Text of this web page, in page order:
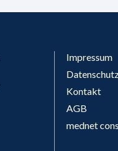
Impressum
Kontakt
AGB
mednet